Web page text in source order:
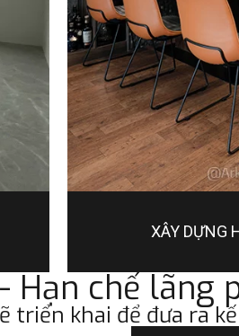
XÂY DỰNG
Hạn chế lãng
triển khai để đưa ra